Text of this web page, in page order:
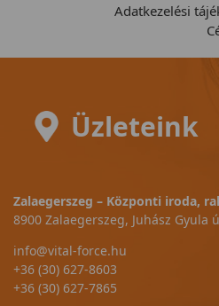
Adatkezelési
Üzleteink
Zalaegerszeg – Központi iroda,
8900 Zalaegerszeg, Juhász Gyula
info@vital-force.hu
+36 (30) 627-8603
+36 (30) 627-7865